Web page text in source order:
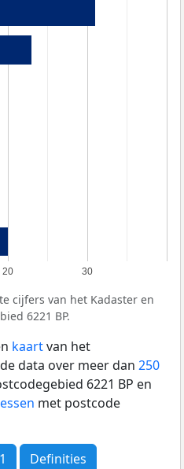
20 30
cijfers van het Kadaster en
6221 BP.
kaartvan het
data over meer dan 250
6221 BP en
met postcode
Definities